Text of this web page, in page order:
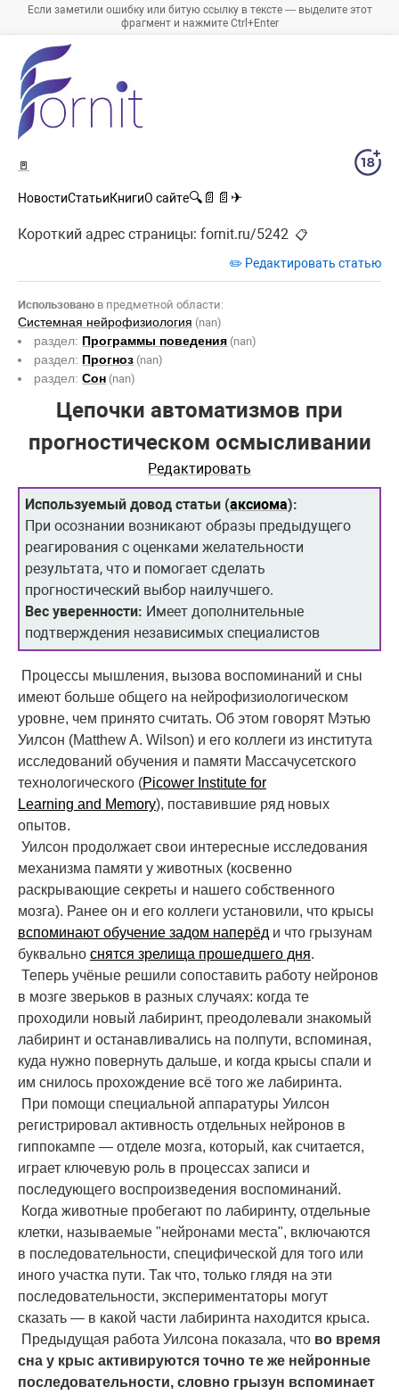
Если заметили ошибку или битую ссылку в тексте — выделите этот
фрагмент и нажмите Ctrl+Enter
🚪
НовостиСтатьиКнигиО сайте🔍 📄 📄 ✈
Короткий адрес страницы: fornit.ru/5242 📋
✏️ Редактировать статью
Использовано в предметной области:
Системная нейрофизиология (nan)
раздел: Программы поведения (nan)
раздел: Прогноз (nan)
раздел:Сон (nan)
Цепочки автоматизмов при
прогностическом осмысливании
Редактировать
Используемый довод статьи (аксиома):
При осознании возникают образы предыдущего
реагирования с оценками желательности
результата, что и помогает сделать
прогностический выбор наилучшего.
Вес уверенности: Имеет дополнительные
подтверждения независимых специалистов
Процессы мышления, вызова воспоминаний и сны
имеют больше общего на нейрофизиологическом
уровне, чем принято считать. Об этом говорят Мэтью
Уилсон (Matthew A. Wilson) и его коллеги из института
исследований обучения и памяти Массачусетского
технологического (Picower Institute for
Learning and Memory), поставившие ряд новых
опытов.
Уилсон продолжает свои интересные исследования
механизма памяти у животных (косвенно
раскрывающие секреты и нашего собственного
мозга). Ранее он и его коллеги установили, что крысы
вспоминают обучение задом наперёд и что грызунам
буквально снятся зрелища прошедшего дня.
Теперь учёные решили сопоставить работу нейронов
в мозге зверьков в разных случаях: когда те
проходили новый лабиринт, преодолевали знакомый
лабиринт и останавливались на полпути, вспоминая,
куда нужно повернуть дальше, и когда крысы спали и
им снилось прохождение всё того же лабиринта.
При помощи специальной аппаратуры Уилсон
регистрировал активность отдельных нейронов в
гиппокампе — отделе мозга, который, как считается,
играет ключевую роль в процессах записи и
последующего воспроизведения воспоминаний.
Когда животные пробегают по лабиринту, отдельные
клетки, называемые "нейронами места", включаются
в последовательности, специфической для того или
иного участка пути. Так что, только глядя на эти
последовательности, экспериментаторы могут
сказать — в какой части лабиринта находится крыса.
Предыдущая работа Уилсона показала, что во время
сна у крыс активируются точно те же нейронные
последовательности, словно грызун вспоминает